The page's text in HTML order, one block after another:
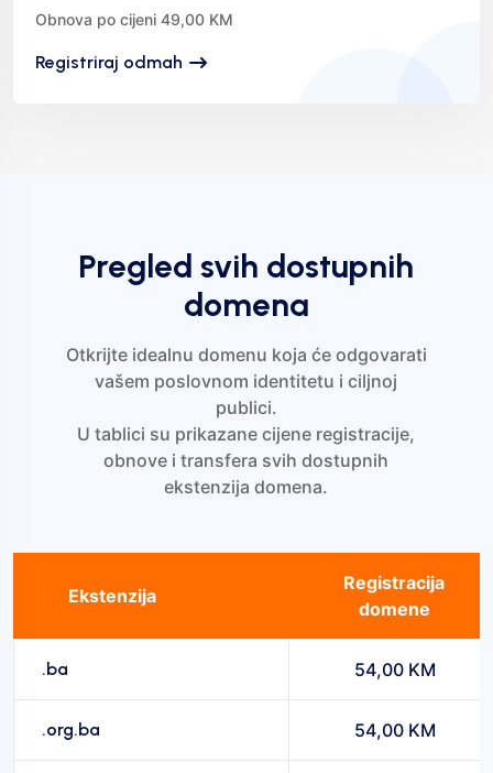
Obnova po cijeni 49,00 KM
Registriraj odmah
Pregled svih dostupnih
domena
Otkrijte idealnu domenu koja će odgovarati
vašem poslovnom identitetu i ciljnoj
publici.
U tablici su prikazane cijene registracije,
obnove i transfera svih dostupnih
ekstenzija domena.
Ekstenzija
Registracija
domene
.ba 54,00 KM
.org.ba 54,00 KM